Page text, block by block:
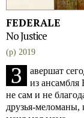
FEDERALE
No Justice
(p) 2019
З
авершат
из ансамбля
не сам и не
друзья-меломаны,